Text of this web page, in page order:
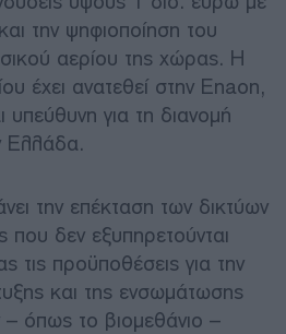
την ψηφιοποίηση του
αερίου της χώρας. Η
έχει ανατεθεί στην Enaon,
υπεύθυνη για τη διανομή
Ελλάδα.
την επέκταση των δικτύων
που δεν εξυπηρετούνται
τις προϋποθέσεις για την
και της ενσωμάτωσης
όπως το βιομεθάνιο –